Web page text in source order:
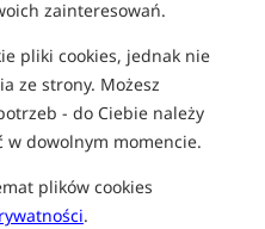
zainteresowań.
pliki cookies, jednak nie
ze strony. Możesz
- do Ciebie należy
w dowolnym momencie.
plików cookies
.
DAIWA